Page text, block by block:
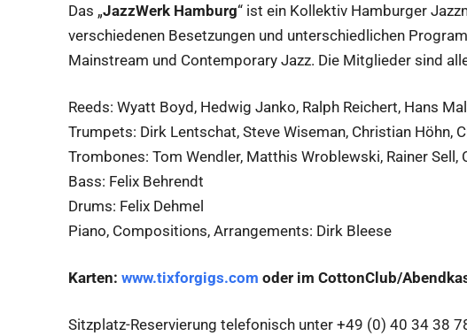
Das „JazzWerk Hamburg“ ist ein Kollektiv Hamburger
verschiedenen Besetzungen und unterschiedlichen
Mainstream und Contemporary Jazz. Die Mitglieder sind
Reeds: Wyatt Boyd, Hedwig Janko, Ralph Reichert, Hans
Trumpets: Dirk Lentschat, Steve Wiseman, Christian Höhn,
Trombones: Tom Wendler, Matthis Wroblewski, Rainer Sell,
Bass: Felix Behrendt
Drums: Felix Dehmel
Piano, Compositions, Arrangements: Dirk Bleese
Karten: www.tixforgigs.com oder im CottonClub/
Sitzplatz-Reservierung telefonisch unter +49 (0) 40 34 38